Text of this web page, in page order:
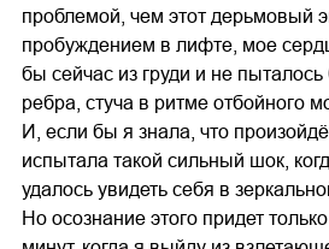
проблемой, чем этот дерьмовый
пробуждением в лифте, мое
бы сейчас из груди и не
ребра, стуча в ритме отбойного
И, если бы я знала, что
испытала такой сильный шок,
удалось увидеть себя в
Но осознание этого придет